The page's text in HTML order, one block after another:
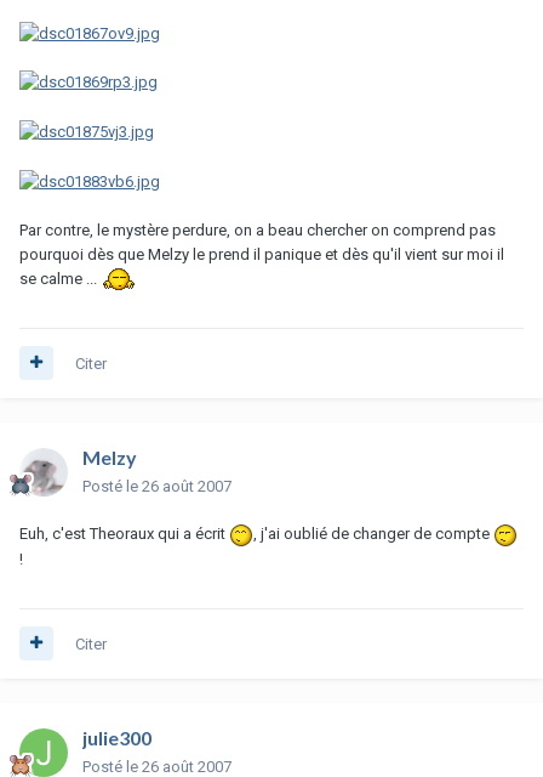
Par contre, le mystère perdure, on a beau chercher on comprend pas
pourquoi dès que Melzy le prend il panique et dès qu'il vient sur moi il
se calme ...
Citer
Melzy
Posté le 26 août 2007
Euh, c'est Theoraux qui a écrit
, j'ai oublié de changer de compte
!
Citer
julie300
Posté le 26 août 2007